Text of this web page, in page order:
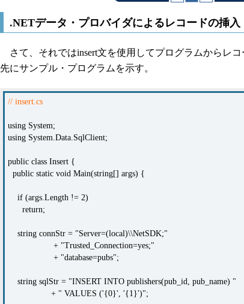
.NETデータ・プロバイダによるレコードの挿入
さて、それではinsert文を使用してプログラムからレ
先にサンプル・プログラムを示す。
// insert.cs
using System;
using System.Data.SqlClient;
public class Insert {
public static void Main(string[] args) {
if (args.Length != 2)
return;
string connStr = "Server=(local)\\NetSDK;"
+ "Trusted_Connection=yes;"
+ "database=pubs";
string sqlStr = "INSERT INTO publishers(pub_id, pub_name) "
+ " VALUES ('{0}', '{1}')";